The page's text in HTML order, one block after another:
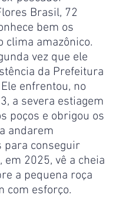
Brasil, 72
bem os
clima amazônico.
vez que ele
da Prefeitura
enfrentou, no
a severa estiagem
poços e obrigou os
andarem
para conseguir
em 2025, vê a cheia
a pequena roça
com esforço.